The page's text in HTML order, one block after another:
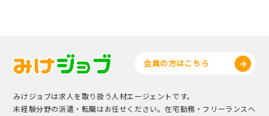
会員の方はこちら
みけジョブは求人を取り扱う人材エージェントです。
未経験分野の派遣・転職はお任せください。在宅勤務・フリーランスへ